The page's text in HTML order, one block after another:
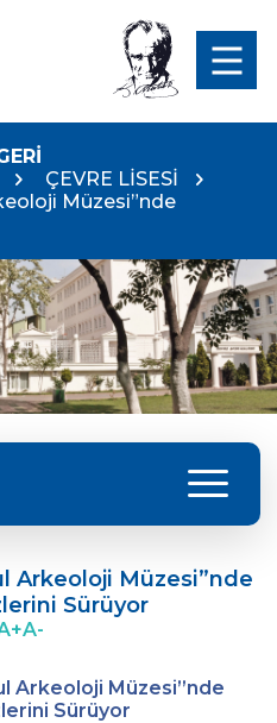
ÇEVRE LİSESİ
Müzesi”nde
menu
Sürecinin
Sertoğlu
Güven
Arkeoloji Müzesi”nde
Sürüyor
+A-
Arkeoloji Müzesi”nde
Sürüyor